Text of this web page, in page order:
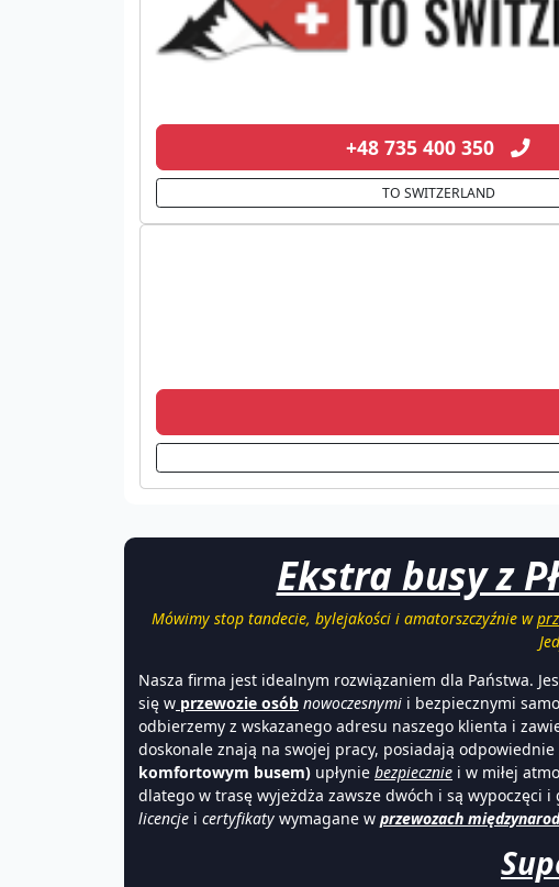
+48 735 400 350
TO SWITZERLAND
Ekstra busy z
Mówimy stop tandecie, bylejakości i amatorszczyźnie w
Nasza firma jest idealnym rozwiązaniem dla Państwa.
się w przewozie osób nowoczesnymi i bezpiecznymi
odbierzemy z wskazanego adresu naszego klienta i
doskonale znają na swojej pracy, posiadają odpowiednie
komfortowym busem) upłynie bezpiecznie i w miłej
dlatego w trasę wyjeżdża zawsze dwóch i są wypoczęci
licencje i certyfikaty wymagane w przewozach